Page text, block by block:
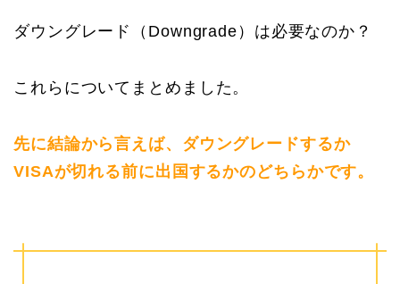
ダウングレード（Downgrade）は必要なのか？
これらについてまとめました。
先に結論から言えば、ダウングレードするか
VISAが切れる前に出国するかのどちらかです。